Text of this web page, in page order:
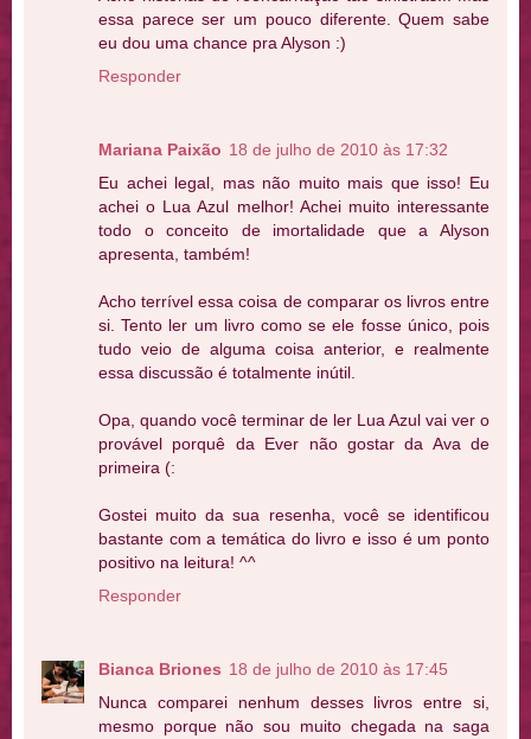
essa parece ser um pouco diferente. Quem sabe
eu dou uma chance pra Alyson :)
Responder
Mariana Paixão 18 de julho de 2010 às 17:32
Eu achei legal, mas não muito mais que isso! Eu
achei o Lua Azul melhor! Achei muito interessante
todo o conceito de imortalidade que a Alyson
apresenta, também!
Acho terrível essa coisa de comparar os livros entre
si. Tento ler um livro como se ele fosse único, pois
tudo veio de alguma coisa anterior, e realmente
essa discussão é totalmente inútil.
Opa, quando você terminar de ler Lua Azul vai ver o
provável porquê da Ever não gostar da Ava de
primeira (:
Gostei muito da sua resenha, você se identificou
bastante com a temática do livro e isso é um ponto
positivo na leitura! ^^
Responder
Bianca Briones 18 de julho de 2010 às 17:45
Nunca comparei nenhum desses livros entre si,
mesmo porque não sou muito chegada na saga